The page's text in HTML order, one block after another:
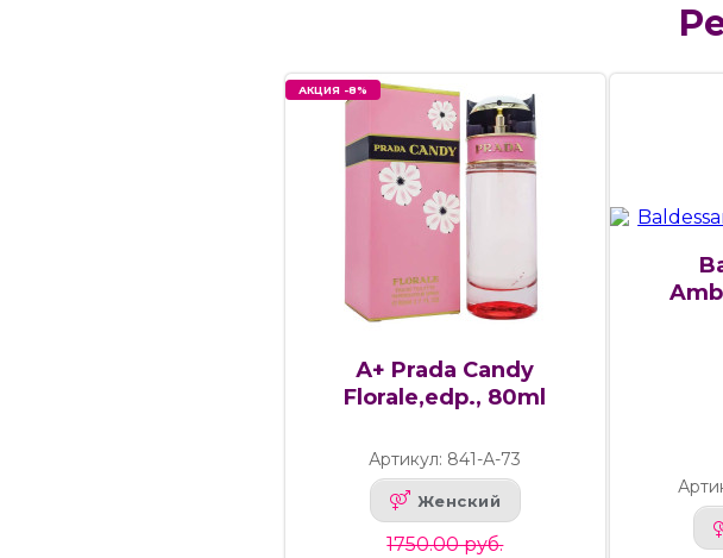
АКЦИЯ -8%
А+ Prada Candy
Florale,edp., 80ml
Артикул: 841-А-73
Женский
1750.00 руб.